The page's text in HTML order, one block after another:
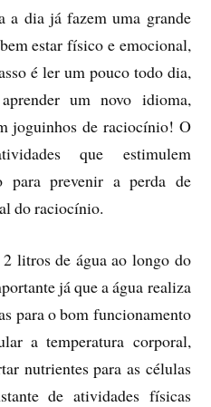
a dia já fazem uma grande
estar físico e emocional,
é ler um pouco todo dia,
um novo idioma,
joguinhos de raciocínio! O
que estimulem
para prevenir a perda de
do raciocínio.
litros de água ao longo do
já que a água realiza
para o bom funcionamento
a temperatura corporal,
nutrientes para as células
de atividades físicas